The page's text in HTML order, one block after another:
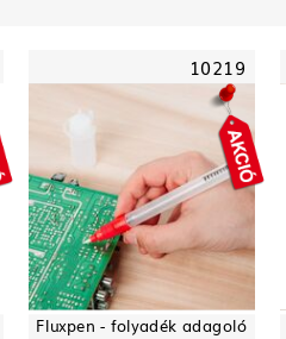
10219
Fluxpen - folyadék adagoló